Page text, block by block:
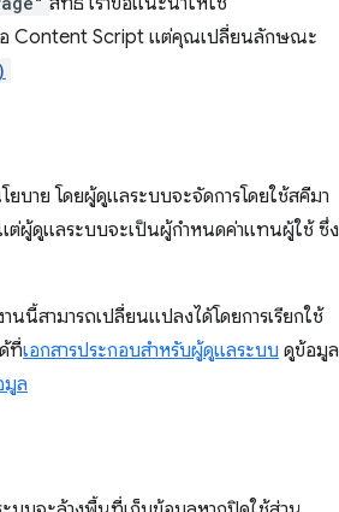
อ Content Script แต่คุณเปลี่ยนลักษณะ
บาย โดยผู้ดูแลระบบจะจัดการโดยใช้สคีมา
ต่ผู้ดูแลระบบจะเป็นผู้กำหนดค่าแทนผู้ใช้ ซึ่ง
นี้สามารถเปลี่ยนแปลงได้โดยการเรียกใช้
ที่เอกสารประกอบสำหรับผู้ดูแลระบบ ดูข้อมูล
มูล